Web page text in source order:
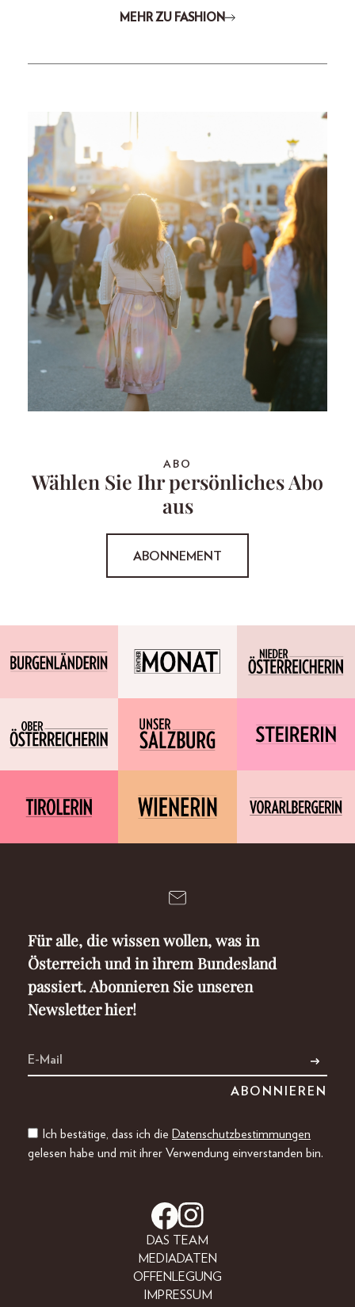
MEHR ZU FASHION
ABO
Wählen Sie Ihr persönliches Abo
aus
ABONNEMENT
Für alle, die wissen wollen, was in
Österreich und in ihrem Bundesland
passiert. Abonnieren Sie unseren
Newsletter hier!
Ich bestätige, dass ich die Datenschutzbestimmungen
gelesen habe und mit ihrer Verwendung einverstanden bin.
DAS TEAM
MEDIADATEN
OFFENLEGUNG
IMPRESSUM